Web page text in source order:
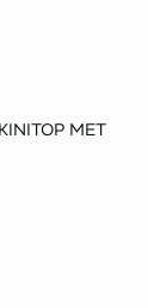
MET